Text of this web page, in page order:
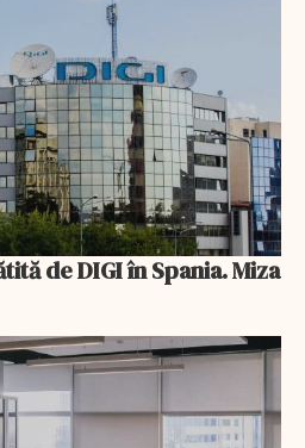
de DIGI în Spania. Miza